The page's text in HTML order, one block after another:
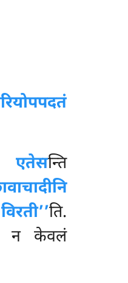
एतेसन्ति
ति.
न केवलं